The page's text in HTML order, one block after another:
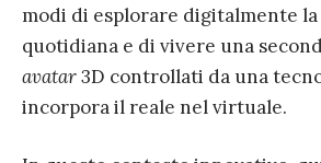
modi di esplorare digitalmente
quotidiana e di vivere una
avatar3D controllati da una
incorpora il reale nel virtuale.